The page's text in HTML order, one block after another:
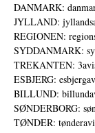
DANMARK:
JYLLAND:
REGIONEN:
SYDDANMARK:
TREKANTEN:
ESBJERG:
BILLUND:
SØNDERBORG:
TØNDER: